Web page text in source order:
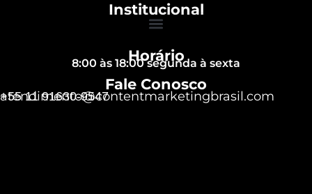
Institucional
Horário
8:00 às 18:00 segunda à sexta
Fale Conosco
+55 11 91630-9547
atendimento@contentmarketingbrasil.com